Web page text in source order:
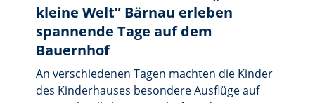
kleine Welt” Bärnau erleben
spannende Tage auf dem
Bauernhof
An verschiedenen Tagen machten die Kinder
des Kinderhauses besondere Ausflüge auf